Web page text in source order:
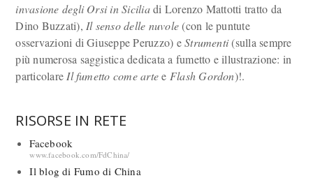
invasione degli Orsi in Siciliadi Lorenzo Mattotti tratto da
Dino Buzzati), Il senso delle nuvole(con le puntute
osservazioni di Giuseppe Peruzzo) eStrumenti(sulla sempre
più numerosa saggistica dedicata a fumetto e illustrazione: in
particolare Il fumetto come artee Flash Gordon)!.
RISORSE IN RETE
Facebook
www.facebook.com/FdChina/
Il blog di Fumo di China